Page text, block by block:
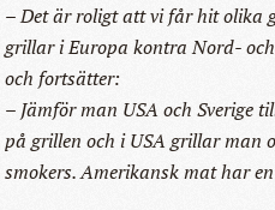
– Det är roligt att vi får hit olika
grillar i Europa kontra Nord-
och fortsätter:
– Jämför man USA och Sverige
på grillen och i USA grillar man
smokers. Amerikansk mat har